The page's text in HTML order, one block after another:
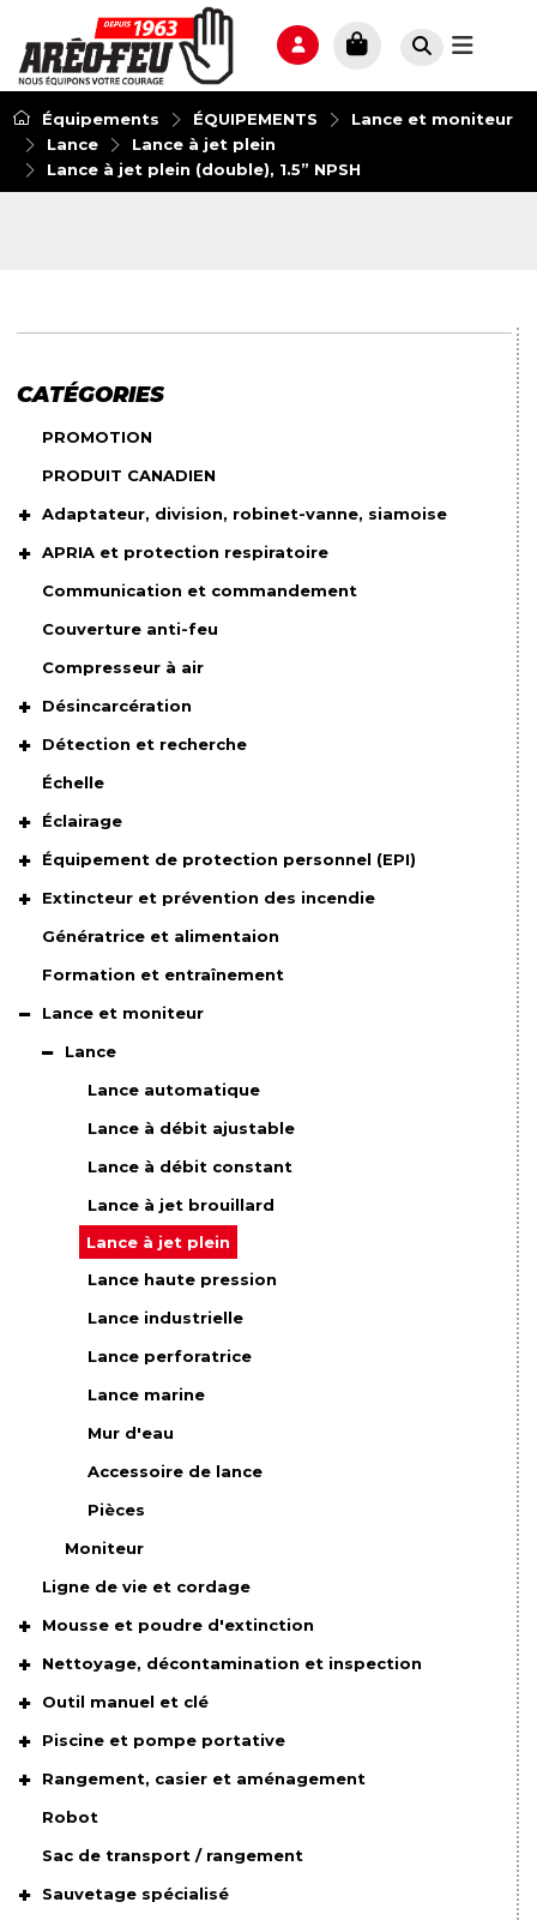
Équipements ÉQUIPEMENTS
Lance et moniteur
Lance
Lance à jet plein
Lance à jet plein (double), 1.5” NPSH
CATÉGORIES
PROMOTION
PRODUIT CANADIEN
Adaptateur, division, robinet-vanne, siamoise
APRIA et protection respiratoire
Communication et commandement
Couverture anti-feu
Compresseur à air
Désincarcération
Détection et recherche
Échelle
Éclairage
Équipement de protection personnel (EPI)
Extincteur et prévention des incendie
Génératrice et alimentaion
Formation et entraînement
Lance et moniteur
Lance
Lance automatique
Lance à débit ajustable
Lance à débit constant
Lance à jet brouillard
Lance à jet plein
Lance haute pression
Lance industrielle
Lance perforatrice
Lance marine
Mur d'eau
Accessoire de lance
Pièces
Moniteur
Ligne de vie et cordage
Mousse et poudre d'extinction
Nettoyage, décontamination et inspection
Outil manuel et clé
Piscine et pompe portative
Rangement, casier et aménagement
Robot
Sac de transport / rangement
Sauvetage spécialisé